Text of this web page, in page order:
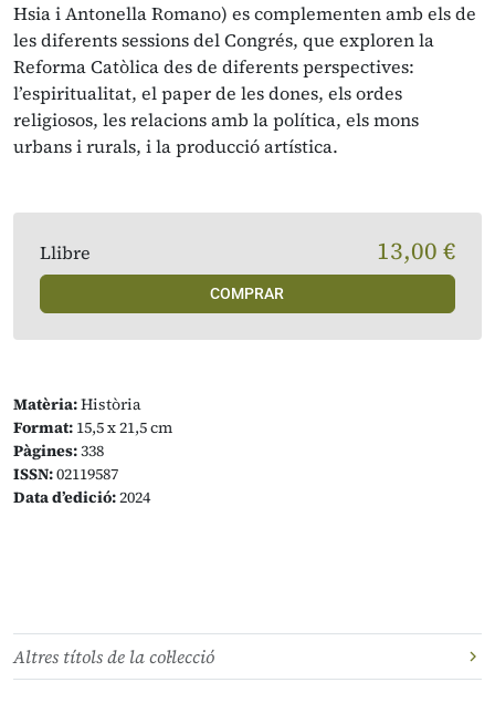
Hsia i Antonella Romano) es complementen amb els de
les diferents sessions del Congrés, que exploren la
Reforma Catòlica des de diferents perspectives:
l’espiritualitat, el paper de les dones, els ordes
religiosos, les relacions amb la política, els mons
urbans i rurals, i la producció artística.
Matèria:Història
Format: 15,5 x 21,5 cm
Pàgines:338
ISSN:02119587
Data d’edició:2024
Llibre 13,00 €
COMPRAR
Altres títols de la col·lecció